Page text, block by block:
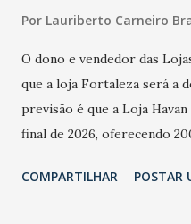
Por Lauriberto Carneiro
O dono e vendedor das
que a loja Fortaleza será a
previsão é que a Loja
final de 2026, oferecendo
Havan Fortaleza ainda não
COMPARTILHAR POSTAR